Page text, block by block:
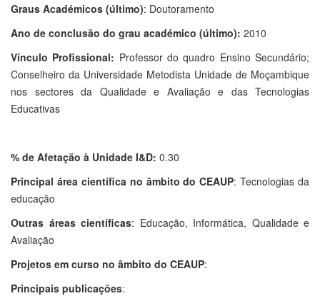
Graus Académicos (último): Doutoramento
Ano de conclusão do grau académico (último): 2010
Vínculo Profissional: Professor do quadro Ensino Secundário;
Conselheiro da Universidade Metodista Unidade de Moçambique
nos sectores da Qualidade e Avaliação e das Tecnologias
Educativas
% de Afetação à Unidade I&D: 0.30
Principal área científica no âmbito do CEAUP: Tecnologias da
educação
Outras áreas científicas: Educação, Informática, Qualidade e
Avaliação
Projetos em curso no âmbito do CEAUP:
Principais publicações: